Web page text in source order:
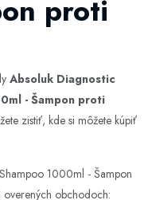
proti
Absoluk Diagnostic
- Šampon proti
zistiť, kde si môžete kúpiť
1000ml - Šampon
obchodoch: